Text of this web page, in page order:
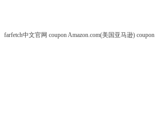
farfetch中文官网 couponAmazon.com(美国亚马逊) coupon